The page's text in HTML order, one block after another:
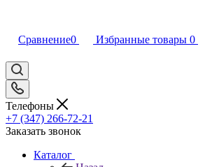
Сравнение0 Избранные товары 0
Телефоны
+7 (347) 266-72-21
Заказать звонок
Каталог